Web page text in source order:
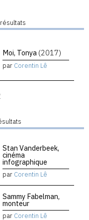
Moi, Tonya (2017)
par Corentin Lê
Stan Vanderbeek,
cinéma
infographique
par Corentin Lê
Sammy Fabelman,
monteur
par Corentin Lê